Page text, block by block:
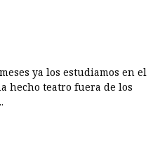
ya los estudiamos en el
hecho teatro fuera de los